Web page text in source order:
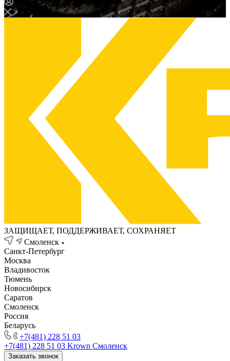
ЗАЩИЩАЕТ, ПОДДЕРЖИВАЕТ, СОХРАНЯЕТ
Смоленск
Санкт-Петербург
Москва
Владивосток
Тюмень
Новосибирск
Саратов
Смоленск
Россия
Беларусь
+7(481) 228 51 03
+7(481) 228 51 03 Krown Смоленск
Заказать звонок